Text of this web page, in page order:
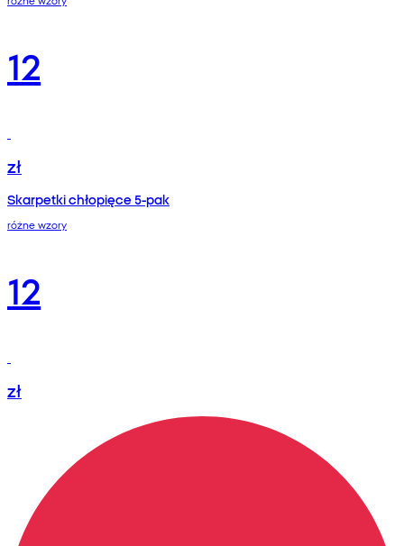
12
zł
Skarpetki chłopięce 5-pak
różne wzory
12
zł